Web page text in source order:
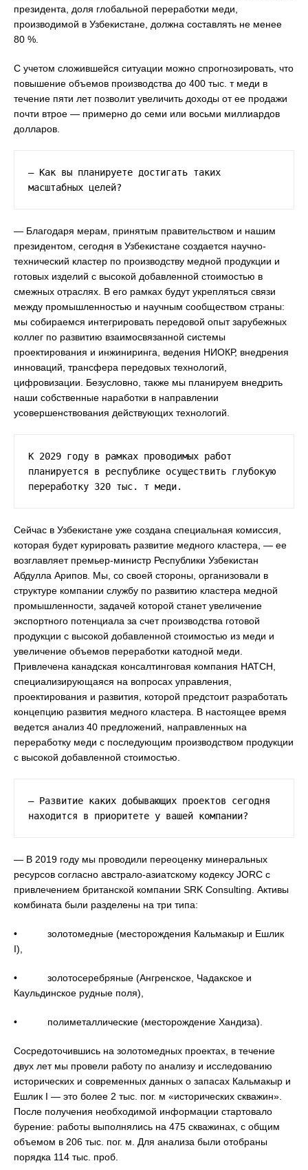
президента, доля глобальной переработки меди,
производимой в Узбекистане, должна составлять не менее
80 %.
С учетом сложившейся ситуации можно спрогнозировать, что
повышение объемов производства до 400 тыс. т меди в
течение пяти лет позволит увеличить доходы от ее продажи
почти втрое — примерно до семи или восьми миллиардов
долларов.
— Как вы планируете достигать таких
масштабных целей?
— Благодаря мерам, принятым правительством и нашим
президентом, сегодня в Узбекистане создается научно-
технический кластер по производству медной продукции и
готовых изделий с высокой добавленной стоимостью в
смежных отраслях. В его рамках будут укрепляться связи
между промышленностью и научным сообществом страны:
мы собираемся интегрировать передовой опыт зарубежных
коллег по развитию взаимосвязанной системы
проектирования и инжиниринга, ведения НИОКР, внедрения
инноваций, трансфера передовых технологий,
цифровизации. Безусловно, также мы планируем внедрить
наши собственные наработки в направлении
усовершенствования действующих технологий.
К 2029 году в рамках проводимых работ
планируется в республике осуществить глубокую
переработку 320 тыс. т меди.
Сейчас в Узбекистане уже создана специальная комиссия,
которая будет курировать развитие медного кластера, — ее
возглавляет премьер-министр Республики Узбекистан
Абдулла Арипов. Мы, со своей стороны, организовали в
структуре компании службу по развитию кластера медной
промышленности, задачей которой станет увеличение
экспортного потенциала за счет производства готовой
продукции с высокой добавленной стоимостью из меди и
увеличение объемов переработки катодной меди.
Привлечена канадская консалтинговая компания HATCH,
специализирующаяся на вопросах управления,
проектирования и развития, которой предстоит разработать
концепцию развития медного кластера. В настоящее время
ведется анализ 40 предложений, направленных на
переработку меди с последующим производством продукции
с высокой добавленной стоимостью.
— Развитие каких добывающих проектов сегодня
находится в приоритете у вашей компании?
— В 2019 году мы проводили переоценку минеральных
ресурсов согласно австрало-азиатскому кодексу JORC с
привлечением британской компании SRK Consulting. Активы
комбината были разделены на три типа:
• золотомедные (месторождения Кальмакыр и Ешлик
I),
• золотосеребряные (Ангренское, Чадакское и
Каульдинское рудные поля),
• полиметаллические (месторождение Хандиза).
Сосредоточившись на золотомедных проектах, в течение
двух лет мы провели работу по анализу и исследованию
исторических и современных данных о запасах Кальмакыр и
Ешлик I — это более 2 тыс. пог. м «исторических скважин».
После получения необходимой информации стартовало
бурение: работы выполнялись на 475 скважинах, с общим
объемом в 206 тыс. пог. м. Для анализа были отобраны
порядка 114 тыс. проб.